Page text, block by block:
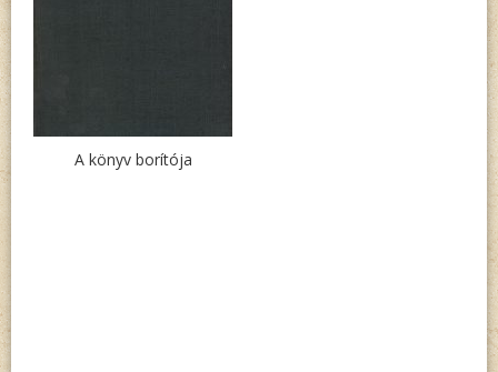
A könyv borítója